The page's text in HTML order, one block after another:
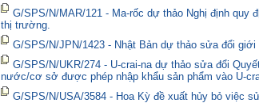
G/SPS/N/MAR/121 - Ma-rốc dự thảo Nghị định
thị trường.
G/SPS/N/JPN/1423 - Nhật Bản dự thảo sửa đổi
G/SPS/N/UKR/274 - U-crai-na dự thảo sửa đổi
nước/cơ sở được phép nhập khẩu sản phẩm vào U-
G/SPS/N/USA/3584 - Hoa Kỳ đề xuất hủy bỏ việc